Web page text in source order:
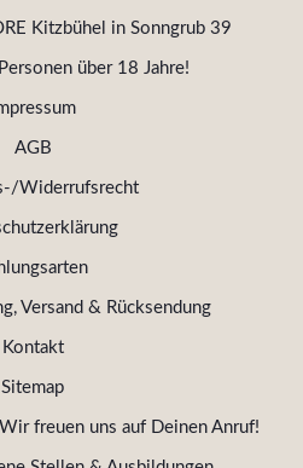
Kitzbühel in Sonngrub 39
über 18 Jahre!
AGB
Widerrufsrecht
Versand & Rücksendung
Kontakt
Sitemap
freuen uns auf Deinen Anruf!